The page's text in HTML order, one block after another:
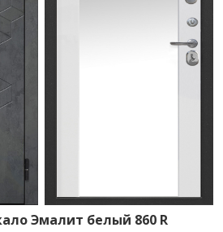
Эмалит белый 860 R